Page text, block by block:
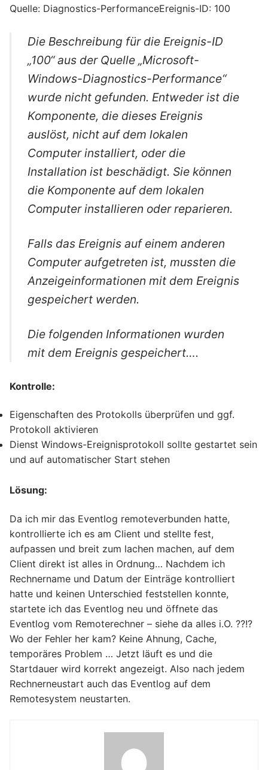
Quelle: Diagnostics-PerformanceEreignis-ID: 100
Die Beschreibung für die Ereignis-ID
„100“ aus der Quelle „Microsoft-
Windows-Diagnostics-Performance“
wurde nicht gefunden. Entweder ist die
Komponente, die dieses Ereignis
auslöst, nicht auf dem lokalen
Computer installiert, oder die
Installation ist beschädigt. Sie können
die Komponente auf dem lokalen
Computer installieren oder reparieren.
Falls das Ereignis auf einem anderen
Computer aufgetreten ist, mussten die
Anzeigeinformationen mit dem Ereignis
gespeichert werden.
Die folgenden Informationen wurden
mit dem Ereignis gespeichert….
Kontrolle:
Eigenschaften des Protokolls überprüfen und ggf.
Protokoll aktivieren
Dienst Windows-Ereignisprotokoll sollte gestartet sein
und auf automatischer Start stehen
Lösung:
Da ich mir das Eventlog remoteverbunden hatte,
kontrollierte ich es am Client und stellte fest,
aufpassen und breit zum lachen machen, auf dem
Client direkt ist alles in Ordnung… Nachdem ich
Rechnername und Datum der Einträge kontrolliert
hatte und keinen Unterschied feststellen konnte,
startete ich das Eventlog neu und öffnete das
Eventlog vom Remoterechner – siehe da alles i.O. ??!?
Wo der Fehler her kam? Keine Ahnung, Cache,
temporäres Problem … Jetzt läuft es und die
Startdauer wird korrekt angezeigt. Also nach jedem
Rechnerneustart auch das Eventlog auf dem
Remotesystem neustarten.